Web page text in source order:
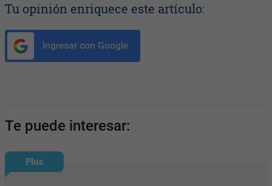
Tu opinión enriquece este artículo:
Ingresar con Google
Te puede interesar:
Plus